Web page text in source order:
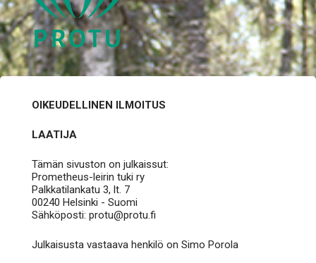
OIKEUDELLINEN ILMOITUS
LAATIJA
Tämän sivuston on julkaissut:
Prometheus-leirin tuki ry
Palkkatilankatu 3, lt. 7
00240 Helsinki - Suomi
Sähköposti: protu@protu.fi
Julkaisusta vastaava henkilö on ​Simo Porola